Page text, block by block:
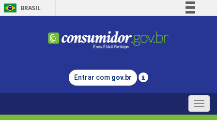
BRASIL
Comunica BR
Legislação
Entrar com gov.br
Toggle